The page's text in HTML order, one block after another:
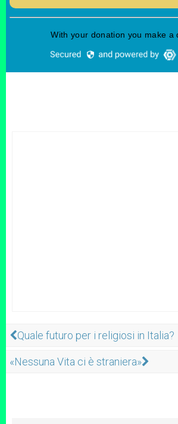
Quale futuro per i religiosi in Italia?
«Nessuna Vita ci è straniera»